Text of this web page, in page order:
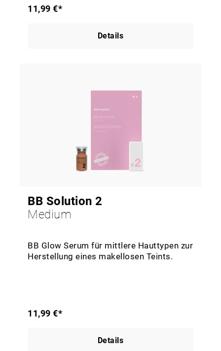
11,99 €*
Details
BB Solution 2
Medium
BB Glow Serum für mittlere Hauttypen zur
Herstellung eines makellosen Teints.
11,99 €*
Details